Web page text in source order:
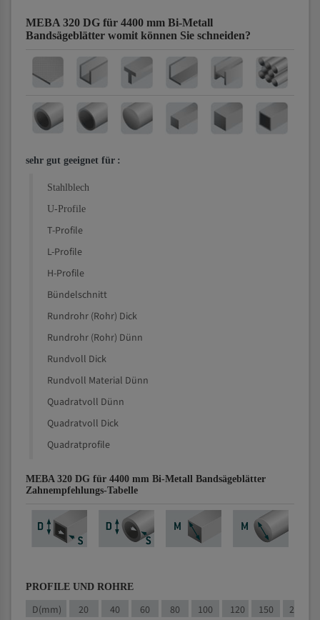
MEBA 320 DG für 4400 mm Bi-Metall
Bandsägeblätter womit können Sie schneiden?
sehr gut geeignet für :
Stahlblech
U-Profile
T-Profile
L-Profile
H-Profile
Bündelschnitt
Rundrohr (Rohr) Dick
Rundrohr (Rohr) Dünn
Rundvoll Dick
Rundvoll Material Dünn
Quadratvoll Dünn
Quadratvoll Dick
Quadratprofile
MEBA 320 DG für 4400 mm Bi-Metall Bandsägeblätter
Zahnempfehlungs-Tabelle
PROFILE UND ROHRE
D(mm) 20 40 60 80 100 120 150 200